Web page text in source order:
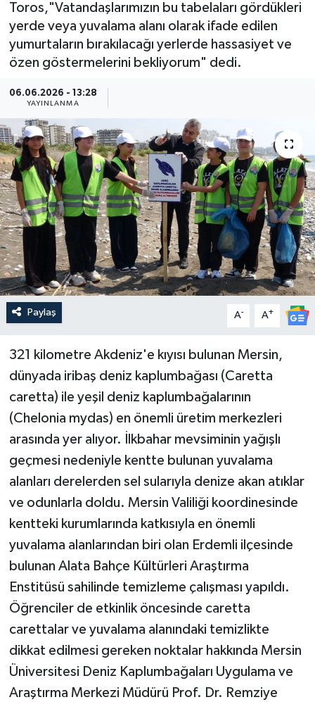
Toros,"Vatandaşlarımızın bu tabelaları gördükleri
yerde veya yuvalama alanı olarak ifade edilen
yumurtaların bırakılacağı yerlerde hassasiyet ve
özen göstermelerini bekliyorum" dedi.
06.06.2026 - 13:28
YAYINLANMA
Paylaş A- A+
321 kilometre Akdeniz'e kıyısı bulunan Mersin,
dünyada iribaş deniz kaplumbağası (Caretta
caretta) ile yeşil deniz kaplumbağalarının
(Chelonia mydas) en önemli üretim merkezleri
arasında yer alıyor. İlkbahar mevsiminin yağışlı
geçmesi nedeniyle kentte bulunan yuvalama
alanları derelerden sel sularıyla denize akan atıklar
ve odunlarla doldu. Mersin Valiliği koordinesinde
kentteki kurumlarında katkısıyla en önemli
yuvalama alanlarından biri olan Erdemli ilçesinde
bulunan Alata Bahçe Kültürleri Araştırma
Enstitüsü sahilinde temizleme çalışması yapıldı.
Öğrenciler de etkinlik öncesinde caretta
carettalar ve yuvalama alanındaki temizlikte
dikkat edilmesi gereken noktalar hakkında Mersin
Üniversitesi Deniz Kaplumbağaları Uygulama ve
Araştırma Merkezi Müdürü Prof. Dr. Remziye
Kültür & Sanat
Magazin
Resmi İlan
Sağlık & Yaşam
Siyaset
Spor